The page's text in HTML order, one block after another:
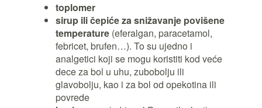
toplomer
sirup ili čepiće za snižavanje povišene
temperature (eferalgan, paracetamol,
febricet, brufen…). To su ujedno i
analgetici koji se mogu koristiti kod veće
dece za bol u uhu, zubobolju ili
glavobolju, kao i za bol od opekotina ili
povrede